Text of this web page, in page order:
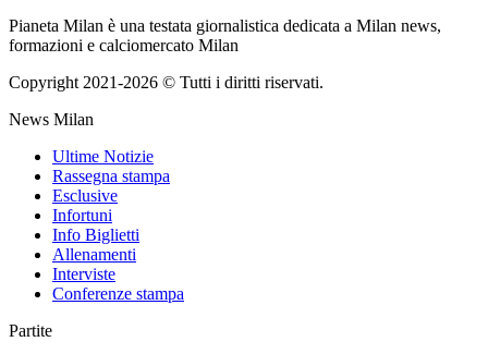
Pianeta Milan è una testata giornalistica dedicata a Milan news,
formazioni e calciomercato Milan
Copyright 2021-2026 © Tutti i diritti riservati.
News Milan
Ultime Notizie
Rassegna stampa
Esclusive
Infortuni
Info Biglietti
Allenamenti
Interviste
Conferenze stampa
Partite